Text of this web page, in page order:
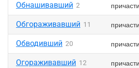
Обнашивавший 2
Обгораживавший 11
Обводивший 20
Огораживавший 12